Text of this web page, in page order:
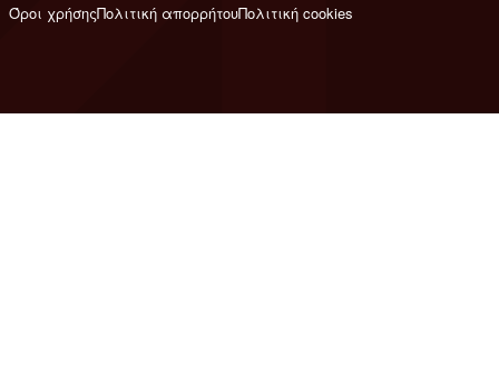
Όροι χρήσηςΠολιτική απορρήτουΠολιτική cookies